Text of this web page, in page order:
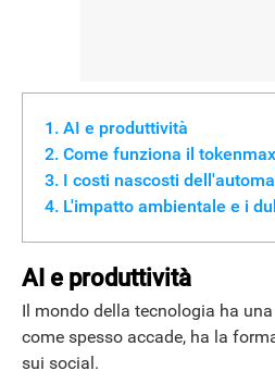
AI e produttività
Come funziona il
I costi nascosti
L'impatto ambientale e i
AI e produttività
Il mondo della tecnologia ha
come spesso accade, ha la
sui social.